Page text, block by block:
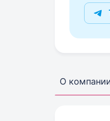
О